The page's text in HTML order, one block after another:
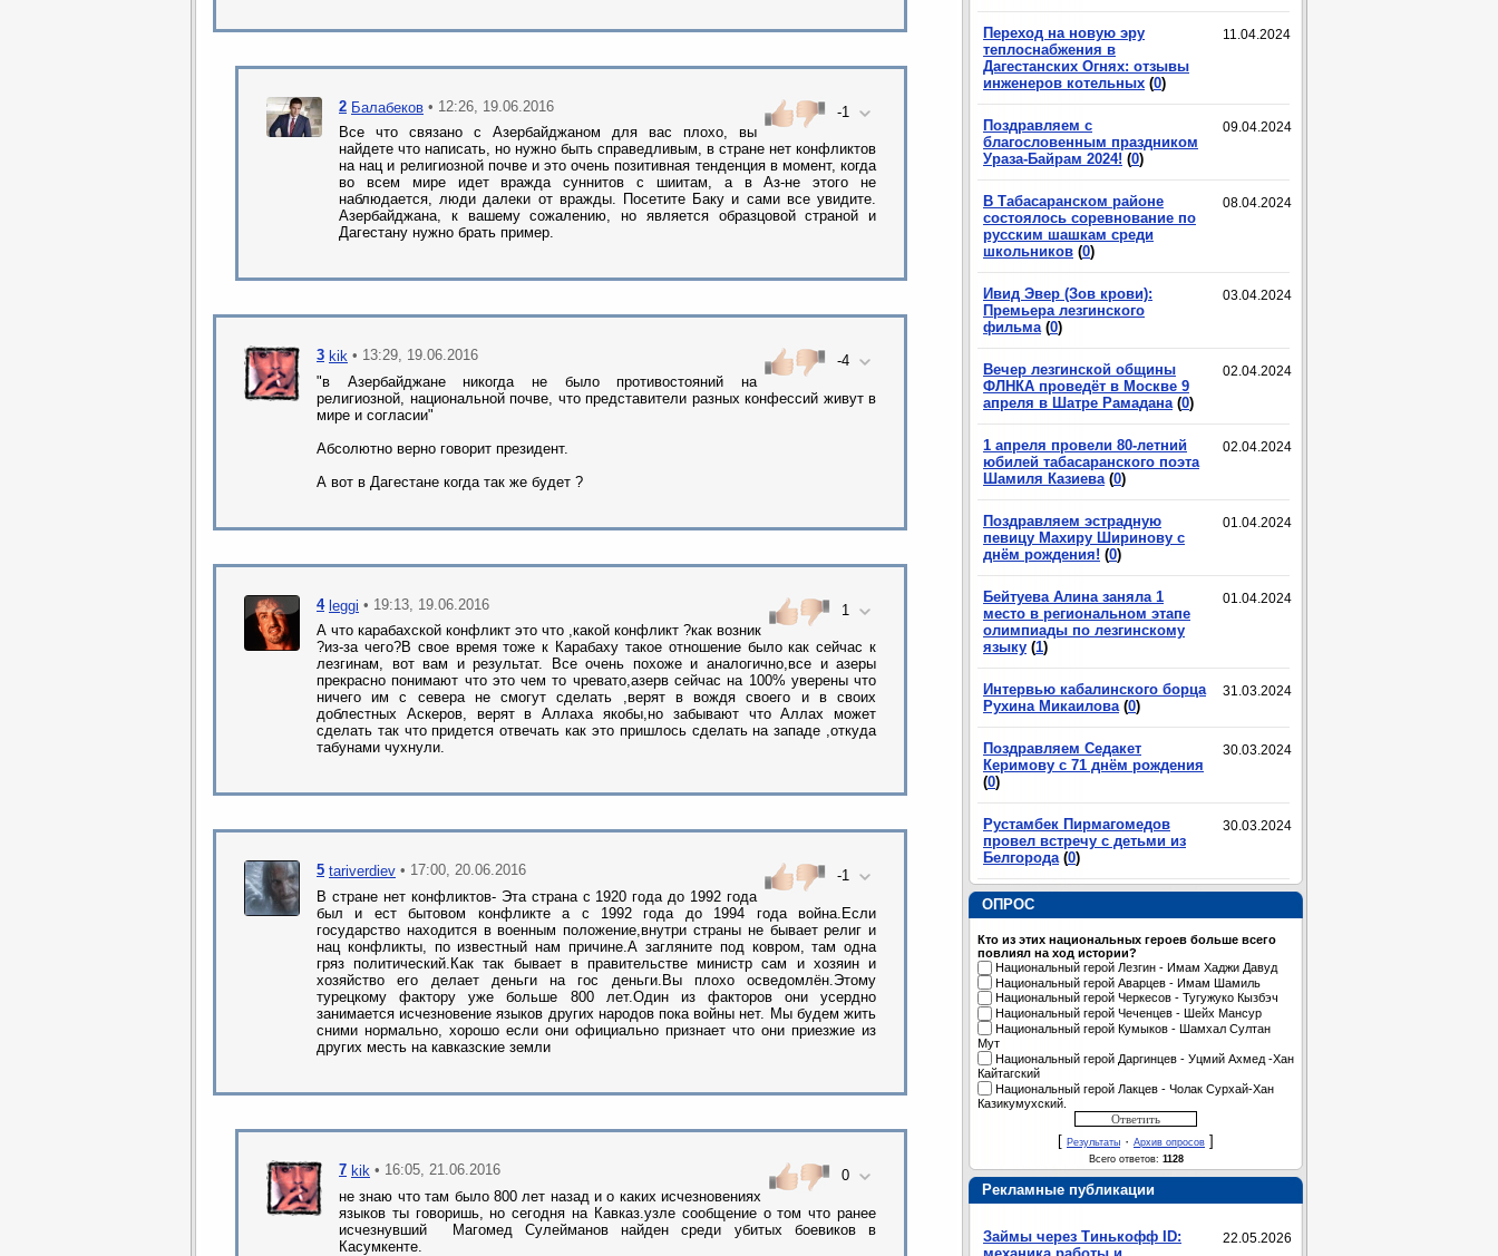
11.04.2024
Переход на новую эру
теплоснабжения в
Дагестанских Огнях: отзывы
инженеров котельных (0)
09.04.2024
Поздравляем с
благословенным праздником
Ураза-Байрам 2024! (0)
08.04.2024
В Табасаранском районе
состоялось соревнование по
русским шашкам среди
школьников (0)
03.04.2024
Ивид Эвер (Зов крови):
Премьера лезгинского
фильма (0)
02.04.2024
Вечер лезгинской общины
ФЛНКА проведёт в Москве 9
апреля в Шатре Рамадана (0)
02.04.2024
1 апреля провели 80-летний
юбилей табасаранского поэта
Шамиля Казиева (0)
01.04.2024
Поздравляем эстрадную
певицу Махиру Ширинову с
днём рождения! (0)
01.04.2024
Бейтуева Алина заняла 1
место в региональном этапе
олимпиады по лезгинскому
языку (1)
31.03.2024
Интервью кабалинского борца
Рухина Микаилова (0)
30.03.2024
Поздравляем Седакет
Керимову с 71 днём рождения
(0)
30.03.2024
Рустамбек Пирмагомедов
провел встречу с детьми из
Белгорода (0)
ОПРОС
Кто из этих национальных героев больше всего
повлиял на ход истории?
Национальный герой Лезгин - Имам Хаджи Давуд
Национальный герой Аварцев - Имам Шамиль
Национальный герой Черкесов - Тугужуко Кызбэч
Национальный герой Чеченцев - Шейх Мансур
Национальный герой Кумыков - Шамхал Султан
Мут
Национальный герой Даргинцев - Уцмий Ахмед -Хан
Кайтагский
Национальный герой Лакцев - Чолак Сурхай-Хан
Казикумухский.
[ Результаты · Архив опросов ]
Всего ответов: 1128
Рекламные публикации
22.05.2026
Займы через Тинькофф ID:
-1
2 Балабеков • 12:26, 19.06.2016
Все что связано с Азербайджаном для вас плохо, вы
найдете что написать, но нужно быть справедливым, в стране нет конфликтов
на нац и религиозной почве и это очень позитивная тенденция в момент, когда
во всем мире идет вражда суннитов с шиитам, а в Аз-не этого не
наблюдается, люди далеки от вражды. Посетите Баку и сами все увидите.
Азербайджана, к вашему сожалению, но является образцовой страной и
Дагестану нужно брать пример.
-4
3 kik • 13:29, 19.06.2016
"в Азербайджане никогда не было противостояний на
религиозной, национальной почве, что представители разных конфессий живут в
мире и согласии"
Абсолютно верно говорит президент.
А вот в Дагестане когда так же будет ?
1
4 leggi • 19:13, 19.06.2016
А что карабахской конфликт это что ,какой конфликт ?как возник
?из-за чего?В свое время тоже к Карабаху такое отношение было как сейчас к
лезгинам, вот вам и результат. Все очень похоже и аналогично,все и азеры
прекрасно понимают что это чем то чревато,азерв сейчас на 100% уверены что
ничего им с севера не смогут сделать ,верят в вождя своего и в своих
доблестных Аскеров, верят в Аллаха якобы,но забывают что Аллах может
сделать так что придется отвечать как это пришлось сделать на западе ,откуда
табунами чухнули.
-1
5 tariverdiev • 17:00, 20.06.2016
В стране нет конфликтов- Эта страна с 1920 года до 1992 года
был и ест бытовом конфликте а с 1992 года до 1994 года война.Если
государство находится в военным положение,внутри страны не бывает религ и
нац конфликты, по известный нам причине.А загляните под ковром, там одна
гряз политический.Как так бывает в правительстве министр сам и хозяин и
хозяйство его делает деньги на гос деньги.Вы плохо осведомлён.Этому
турецкому фактору уже больше 800 лет.Один из факторов они усердно
занимается исчезновение языков других народов пока войны нет. Мы будем жить
сними нормально, хорошо если они официально признает что они приезжие из
других месть на кавказские земли
0
7 kik • 16:05, 21.06.2016
не знаю что там было 800 лет назад и о каких исчезновениях
языков ты говоришь, но сегодня на Кавказ.узле сообщение о том что ранее
исчезнувший Магомед Сулейманов найден среди убитых боевиков в
Касумкенте.